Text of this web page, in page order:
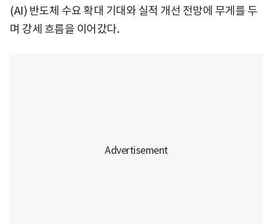
(AI) 반도체 수요 확대 기대와 실적 개선 전망에 무게를 두
며 강세 흐름을 이어갔다.